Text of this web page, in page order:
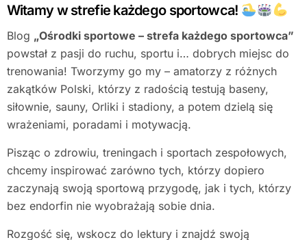
Witamy w strefie każdego sportowca!
Blog „Ośrodki sportowe – strefa każdego sportowca”
powstał z pasji do ruchu, sportu i… dobrych miejsc do
trenowania! Tworzymy go my – amatorzy z różnych
zakątków Polski, którzy z radością testują baseny,
siłownie, sauny, Orliki i stadiony, a potem dzielą się
wrażeniami, poradami i motywacją.
Pisząc o zdrowiu, treningach i sportach zespołowych,
chcemy inspirować zarówno tych, którzy dopiero
zaczynają swoją sportową przygodę, jak i tych, którzy
bez endorfin nie wyobrażają sobie dnia.
Rozgość się, wskocz do lektury i znajdź swoją